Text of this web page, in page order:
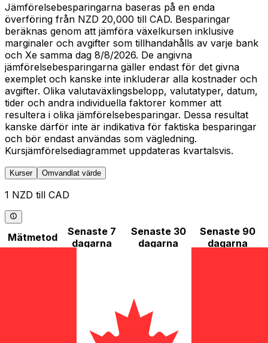
Jämförelsebesparingarna baseras på en enda
överföring från NZD 20,000 till CAD. Besparingar
beräknas genom att jämföra växelkursen inklusive
marginaler och avgifter som tillhandahålls av varje bank
och Xe samma dag 8/8/2026. De angivna
jämförelsebesparingarna gäller endast för det givna
exemplet och kanske inte inkluderar alla kostnader och
avgifter. Olika valutaväxlingsbelopp, valutatyper, datum,
tider och andra individuella faktorer kommer att
resultera i olika jämförelsebesparingar. Dessa resultat
kanske därför inte är indikativa för faktiska besparingar
och bör endast användas som vägledning.
Kursjämförelsediagrammet uppdateras kvartalsvis.
Kurser Omvandlat värde
1 NZD till CAD
Mätmetod
Senaste 7
dagarna
Senaste 30
dagarna
Senaste 90
dagarna
0,35%
Statistik för NZD till CAD